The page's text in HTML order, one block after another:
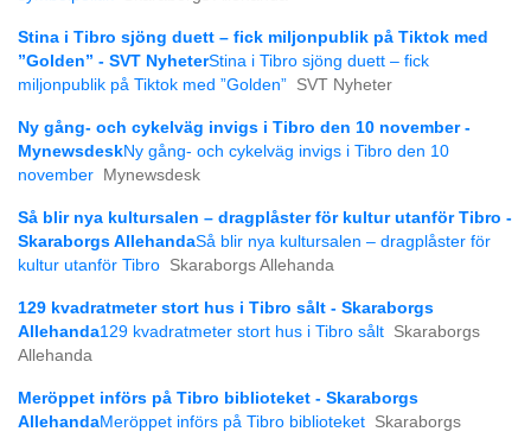
Stina i Tibro sjöng duett – fick miljonpublik på Tiktok med
”Golden” - SVT NyheterStina i Tibro sjöng duett – fick
miljonpublik på Tiktok med ”Golden” SVT Nyheter
Ny gång- och cykelväg invigs i Tibro den 10 november -
MynewsdeskNy gång- och cykelväg invigs i Tibro den 10
november
Mynewsdesk
Så blir nya kultursalen – dragplåster för kultur utanför Tibro -
Skaraborgs AllehandaSå blir nya kultursalen – dragplåster för
kultur utanför Tibro Skaraborgs Allehanda
129 kvadratmeter stort hus i Tibro sålt - Skaraborgs
Allehanda129 kvadratmeter stort hus i Tibro sålt Skaraborgs
Allehanda
Meröppet införs på Tibro biblioteket - Skaraborgs
AllehandaMeröppet införs på Tibro biblioteket Skaraborgs